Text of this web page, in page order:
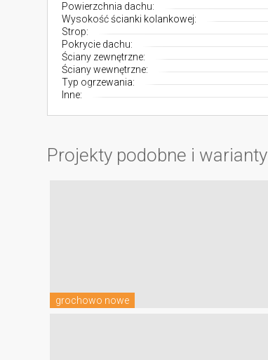
Powierzchnia dachu:
Wysokość ścianki kolankowej:
Strop:
Pokrycie dachu:
Ściany zewnętrzne:
Ściany wewnętrzne:
Typ ogrzewania:
Inne:
Projekty podobne i warianty
grochowo nowe